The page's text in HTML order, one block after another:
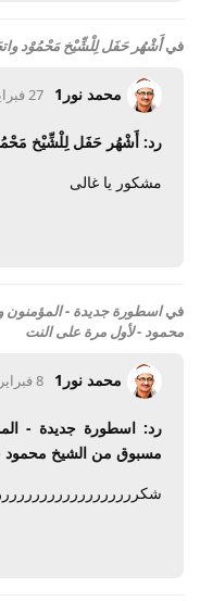
فيأَشْهُر حَفَل لِلْشِّيْخ مَحْمُوْد
محمد نور1 27 فبراير 2011
رد: أَشْهُر حَفَل لِلْشِّيْخ
مشكور يا غالى
فياسطورة جديدة - المؤمنون
محمود - لأول مرة على النت
محمد نور1 8 فبراير 2011
رد: اسطورة جديدة -
مسبوق من الشيخ محمود